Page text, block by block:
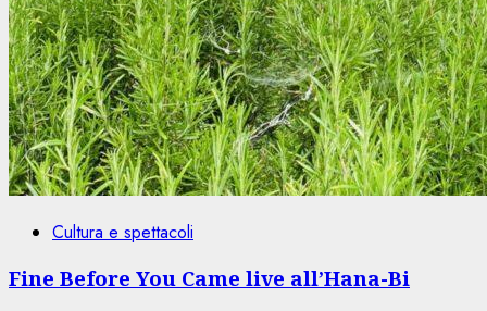
Cultura e spettacoli
Fine Before You Came live all’Hana-Bi